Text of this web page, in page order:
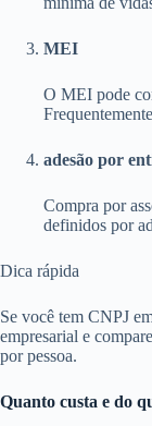
MEI
O MEI pode
adesão por
Compra por
definidos por
Dica rápida
Se você tem CNPJ
empresarial e
por pessoa.
Quanto custa e do